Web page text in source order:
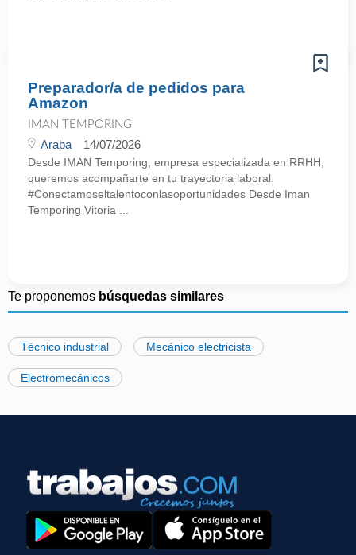
Preparador/a de pedidos para
Amazon
IMAN TEMPORING
Araba 14/07/2026
Desde IMAN Temporing, empresa especializada en RRHH,
queremos acompañarte en tu trayectoria laboral.
#Conectamoseltalentoconlasoportunidades Desde Iman
Temporing Vitoria ...
Te proponemos búsquedas similares
Técnico industrial Mecánico electricista
Electromecánicos